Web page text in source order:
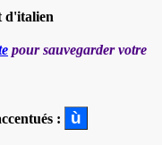
d'italien
pour sauvegarder votre
: